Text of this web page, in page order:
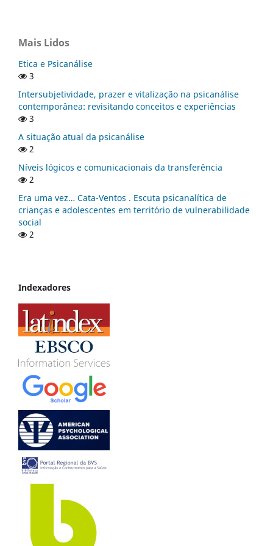
Mais Lidos
Etica e Psicanálise
3
Intersubjetividade, prazer e vitalização na psicanálise
contemporânea: revisitando conceitos e experiências
3
A situação atual da psicanálise
2
Níveis lógicos e comunicacionais da transferência
2
Era uma vez… Cata-Ventos . Escuta psicanalítica de
crianças e adolescentes em território de vulnerabilidade
social
2
Indexadores